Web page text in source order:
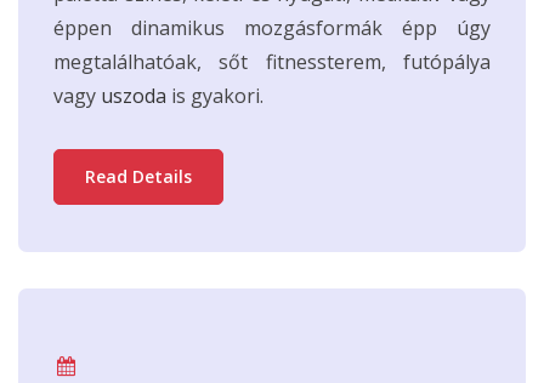
éppen dinamikus mozgásformák épp úgy
megtalálhatóak, sőt fitnessterem, futópálya
vagy uszoda is gyakori.
Read Details